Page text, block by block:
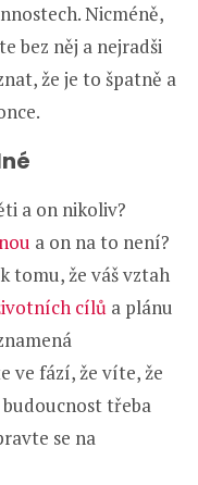
Nicméně,
bez něj a nejradši
že je to špatně a
a on nikoliv?
a on na to není?
tomu, že váš vztah
cílů a plánu
ve fází, že víte, že
třeba
se na